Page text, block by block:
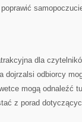
dla
dojrzalsi odbiorcy
mogą odnaleźć
z porad